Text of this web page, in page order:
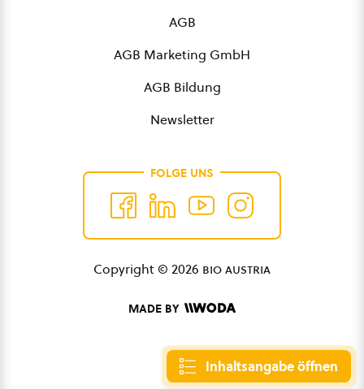
Inhaltsangabe öffnen
AGB
AGB Marketing GmbH
AGB Bildung
Newsletter
FOLGE UNS
Copyright © 2026 bio austria
MADE BY